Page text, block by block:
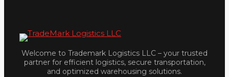
Welcome to Trademark Logistics LLC – your trusted
partner for efficient logistics, secure transportation,
and optimized warehousing solutions.